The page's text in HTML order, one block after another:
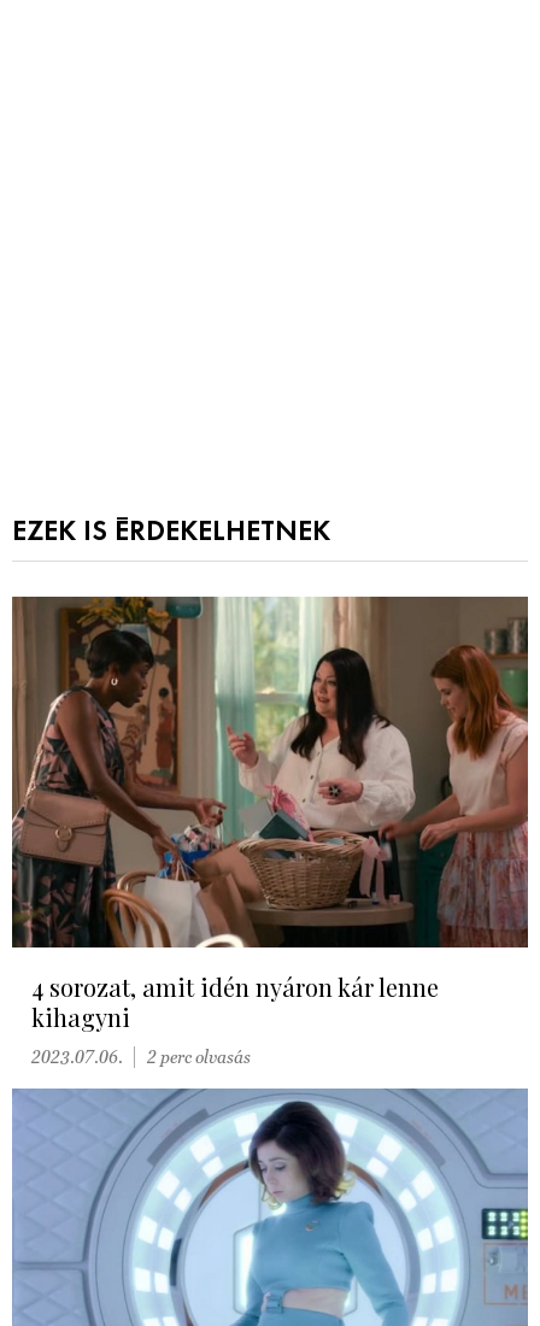
EZEK IS ÉRDEKELHETNEK
4 sorozat, amit idén nyáron kár lenne
kihagyni
2023.07.06. 2 perc olvasás